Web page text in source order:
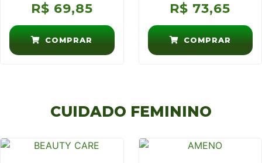
R$ 69,85
COMPRAR
R$ 73,65
COMPRAR
CUIDADO FEMININO